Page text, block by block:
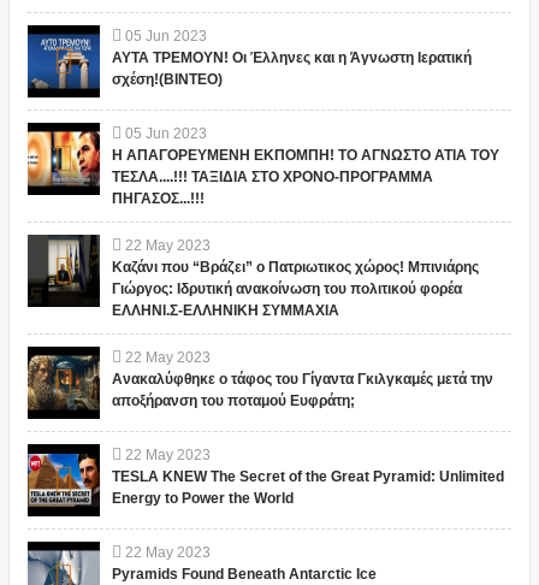
05 Jun 2023
ΑΥΤΑ ΤΡΕΜΟΥΝ! Οι Έλληνες και η Άγνωστη Ιερατική
σχέση!(ΒΙΝΤΕΟ)
05 Jun 2023
Η ΑΠΑΓΟΡΕΥΜΕΝΗ ΕΚΠΟΜΠΗ! ΤΟ ΑΓΝΩΣΤΟ ΑΤΙΑ ΤΟΥ
ΤΕΣΛΑ....!!! ΤΑΞΙΔΙΑ ΣΤΟ ΧΡΟΝΟ-ΠΡΟΓΡΑΜΜΑ
ΠΗΓΑΣΟΣ...!!!
22 May 2023
Καζάνι που “Βράζει” ο Πατριωτικος χώρος! Μπινιάρης
Γιώργος: Ιδρυτική ανακοίνωση του πολιτικού φορέα
ΕΛΛΗΝΙ.Σ-ΕΛΛΗΝΙΚΗ ΣΥΜΜΑΧΙΑ
22 May 2023
Ανακαλύφθηκε ο τάφος του Γίγαντα Γκιλγκαμές μετά την
αποξήρανση του ποταμού Ευφράτη;
22 May 2023
TESLA KNEW The Secret of the Great Pyramid: Unlimited
Energy to Power the World
22 May 2023
Pyramids Found Beneath Antarctic Ice